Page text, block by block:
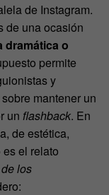
de Instagram.
de una ocasión
dramática o
permite
y
mantener un
un flashback. En
de estética,
el relato
los